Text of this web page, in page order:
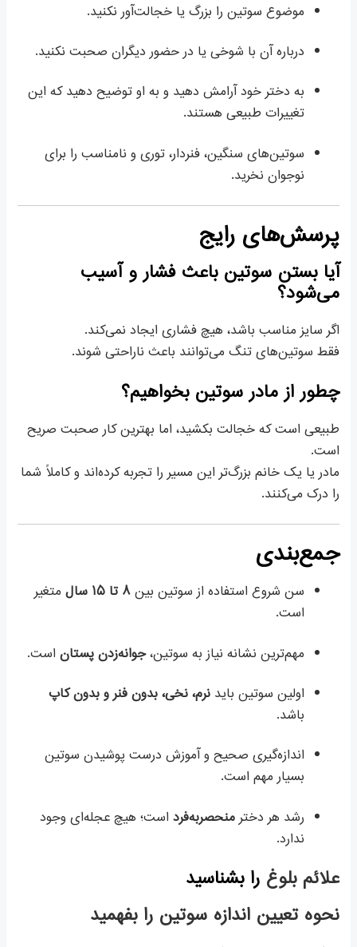
موضوع سوتین را بزرگ یا خجالت‌آور نکنید.
درباره آن با شوخی یا در حضور دیگران صحبت نکنید.
به دختر خود آرامش دهید و به او توضیح دهید که این
تغییرات طبیعی هستند.
سوتین‌های سنگین، فنردار، توری و نامناسب را برای
نوجوان نخرید.
پرسش‌های رایج
آیا بستن سوتین باعث فشار و آسیب
می‌شود؟
اگر سایز مناسب باشد، هیچ فشاری ایجاد نمی‌کند.
فقط سوتین‌های تنگ می‌توانند باعث ناراحتی شوند.
چطور از مادر سوتین بخواهیم؟
طبیعی است که خجالت بکشید، اما بهترین کار صحبت صریح
است.
مادر یا یک خانم بزرگ‌تر این مسیر را تجربه کرده‌اند و کاملاً شما
را درک می‌کنند.
جمع‌بندی
سن شروع استفاده از سوتین بین۸ تا ۱۵ سال
متغیر
است.
مهم‌ترین نشانه نیاز به سوتین،جوانه‌زدن پستان است.
اولین سوتین بایدنرم، نخی، بدون فنر و بدون کاپ
باشد.
اندازه‌گیری صحیح و آموزش درست پوشیدن سوتین
بسیار مهم است.
رشد هر دخترمنحصربه‌فرد است؛ هیچ عجله‌ای وجود
ندارد.
علائم بلوغ را بشناسید
نحوه تعیین اندازه سوتین را بفهمید